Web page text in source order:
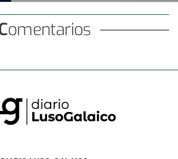
Comentarios